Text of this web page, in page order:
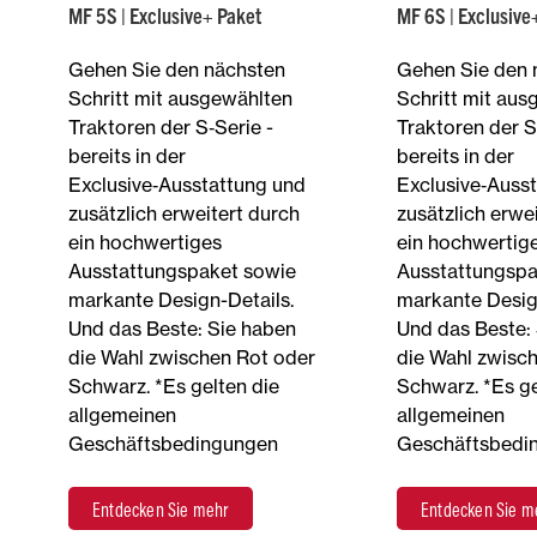
MF 5S | Exclusive+ Paket
Gehen Sie den nächsten
Schritt mit ausgewählten
Traktoren der S‑Serie -
bereits in der
Exclusive‑Ausstattung und
zusätzlich erweitert durch
ein hochwertiges
Ausstattungspaket sowie
markante Design-Details.
Und das Beste: Sie haben
die Wahl zwischen Rot oder
Schwarz. *Es gelten die
allgemeinen
Geschäftsbedingungen
Entdecken Sie mehr
MF 6S |
Gehen Sie den
Schritt mit
Traktoren der
bereits in der
zusätzlich
ein
markante
Und das
die Wahl
Schwarz. *Es
allgemeinen
Entdecken Sie